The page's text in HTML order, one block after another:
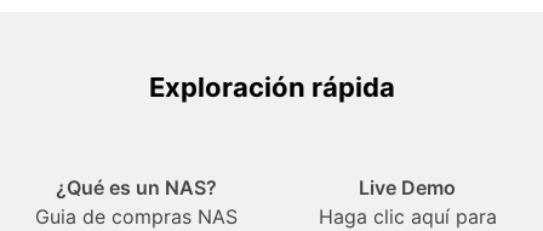
Exploración rápida
¿Qué es un NAS?
Guia de compras NAS
Live Demo
Haga clic aquí para